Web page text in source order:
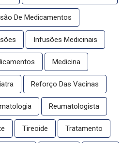
De Medicamentos
Infusões Medicinais
Medicina
Reforço Das Vacinas
Reumatologista
Tireoide Tratamento